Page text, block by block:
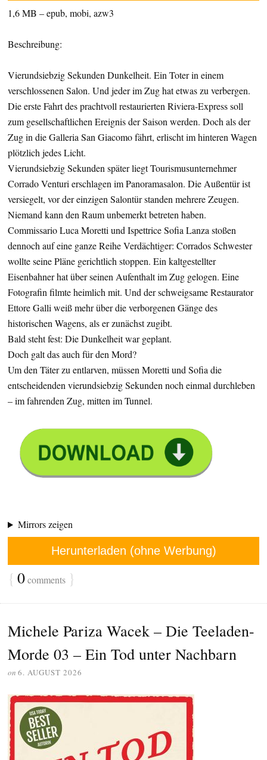
1,6 MB – epub, mobi, azw3
Beschreibung:
Vierundsiebzig Sekunden Dunkelheit. Ein Toter in einem
verschlossenen Salon. Und jeder im Zug hat etwas zu verbergen.
Die erste Fahrt des prachtvoll restaurierten Riviera-Express soll
zum gesellschaftlichen Ereignis der Saison werden. Doch als der
Zug in die Galleria San Giacomo fährt, erlischt im hinteren Wagen
plötzlich jedes Licht.
Vierundsiebzig Sekunden später liegt Tourismusunternehmer
Corrado Venturi erschlagen im Panoramasalon. Die Außentür ist
versiegelt, vor der einzigen Salontür standen mehrere Zeugen.
Niemand kann den Raum unbemerkt betreten haben.
Commissario Luca Moretti und Ispettrice Sofia Lanza stoßen
dennoch auf eine ganze Reihe Verdächtiger: Corrados Schwester
wollte seine Pläne gerichtlich stoppen. Ein kaltgestellter
Eisenbahner hat über seinen Aufenthalt im Zug gelogen. Eine
Fotografin filmte heimlich mit. Und der schweigsame Restaurator
Ettore Galli weiß mehr über die verborgenen Gänge des
historischen Wagens, als er zunächst zugibt.
Bald steht fest: Die Dunkelheit war geplant.
Doch galt das auch für den Mord?
Um den Täter zu entlarven, müssen Moretti und Sofia die
entscheidenden vierundsiebzig Sekunden noch einmal durchleben
– im fahrenden Zug, mitten im Tunnel.
Mirrors zeigen
Herunterladen (ohne Werbung)
{ 0comments }
Michele Pariza Wacek – Die Teeladen-
Morde 03 – Ein Tod unter Nachbarn
on 6. AUGUST 2026